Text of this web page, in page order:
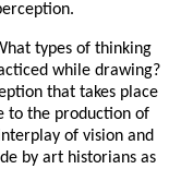
types of thinking
while drawing?
that takes place
to the production of
of vision and
by art historians as